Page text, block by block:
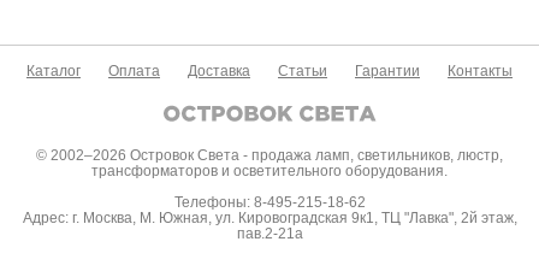
Каталог Оплата Доставка Статьи Гарантии Контакты
© 2002–2026 Островок Света - продажа ламп, светильников, люстр,
трансформаторов и осветительного оборудования.
Телефоны: 8-495-215-18-62
Адрес: г. Москва, М. Южная, ул. Кировоградская 9к1, ТЦ "Лавка", 2й этаж,
пав.2-21а